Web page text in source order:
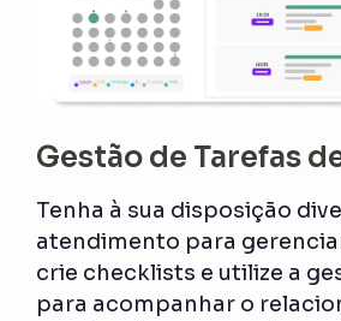
Gestão de Tarefas
Tenha à sua disposição
atendimento para
crie checklists e utilize a
para acompanhar o